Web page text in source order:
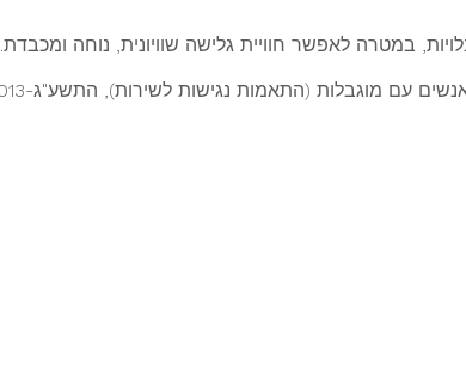
במטרה לאפשר חוויית גלישה שוויונית, נוחה ומכבדת.